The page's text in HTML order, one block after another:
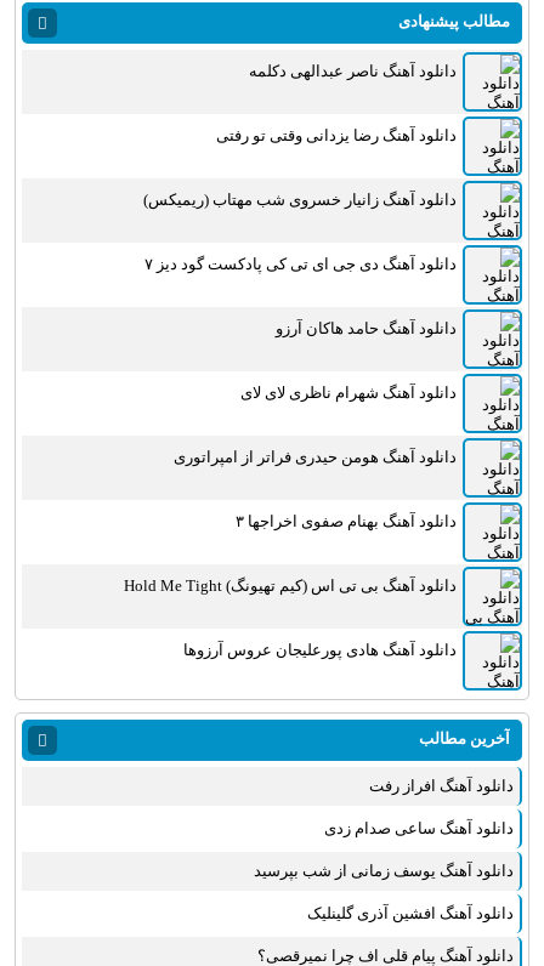
مطالب پیشنهادی
دانلود آهنگ ناصر عبدالهی دکلمه
دانلود آهنگ رضا یزدانی وقتی تو رفتی
دانلود آهنگ زانیار خسروی شب مهتاب (ریمیکس)
دانلود آهنگ دی جی ای تی کی پادکست گود دیز ۷
دانلود آهنگ حامد هاکان آرزو
دانلود آهنگ شهرام ناظری لای لای
دانلود آهنگ هومن حیدری فراتر از امپراتوری
دانلود آهنگ بهنام صفوی اخراجها ۳
دانلود آهنگ بی تی اس (کیم تهیونگ) Hold Me Tight
دانلود آهنگ هادی پورعلیجان عروس آرزوها
آخرین مطالب
دانلود آهنگ افراز رفت
دانلود آهنگ ساعی صدام زدی
دانلود آهنگ یوسف زمانی از شب بپرسید
دانلود آهنگ افشین آذری گلینلیک
دانلود آهنگ پیام قلی اف چرا نمیرقصی؟